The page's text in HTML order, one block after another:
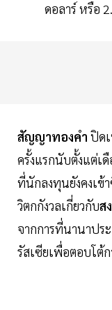
ดอลาร์ หรือ
สัญญาทองคำ ปิด
ครั้งแรกนับตั้งแต่เ
ที่นักลงทุนยังคงเข้
วิตกกังวลเกี่ยวกับส
จากการที่นานาปร
รัสเซียเพื่อตอบโต้